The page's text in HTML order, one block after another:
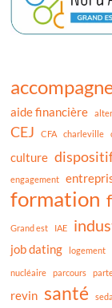
aide financière
CEJ CFA charleville
culture
engagement
formation
Grand est IAE
job dating logement
nucléaire parcours
revin santé